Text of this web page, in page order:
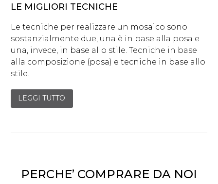
LE MIGLIORI TECNICHE
Le tecniche per realizzare un mosaico sono
sostanzialmente due, una è in base alla posa e
una, invece, in base allo stile. Tecniche in base
alla composizione (posa) e tecniche in base allo
stile.
LEGGI TUTTO
PERCHE’ COMPRARE DA NOI